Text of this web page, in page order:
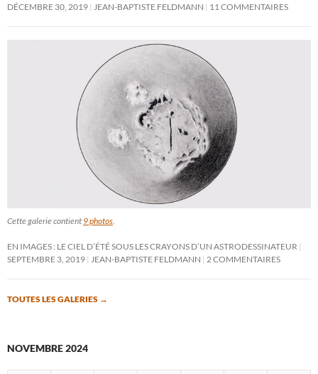
DÉCEMBRE 30, 2019
JEAN-BAPTISTE FELDMANN 11 COMMENTAIRES
Cette galerie contient 9 photos
EN IMAGES : LE CIEL D’ÉTÉ SOUS LES CRAYONS D’UN ASTRODESSINATEUR
SEPTEMBRE 3, 2019
JEAN-BAPTISTE FELDMANN 2 COMMENTAIRES
TOUTES LES GALERIES →
NOVEMBRE 2024